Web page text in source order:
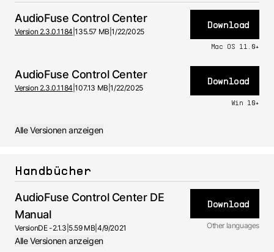
AudioFuse Control Center
Version 2.3.0.1184 |135.57 MB |1/22/2025
Download
Mac OS 11.0+
AudioFuse Control Center
Version 2.3.0.1184 |107.13 MB |1/22/2025
Download
Win 10+
Alle Versionen anzeigen
Handbücher
AudioFuse Control Center DE
Manual
VersionDE -2.1.3 5.59 MB |4/9/2021
Download
Other languages
Alle Versionen anzeigen